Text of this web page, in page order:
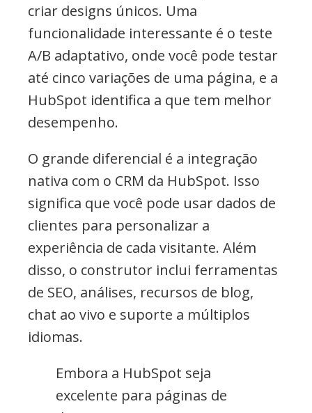
criar designs únicos. Uma
funcionalidade interessante é o teste
A/B adaptativo, onde você pode testar
até cinco variações de uma página, e a
HubSpot identifica a que tem melhor
desempenho.
O grande diferencial é a integração
nativa com o CRM da HubSpot. Isso
significa que você pode usar dados de
clientes para personalizar a
experiência de cada visitante. Além
disso, o construtor inclui ferramentas
de SEO, análises, recursos de blog,
chat ao vivo e suporte a múltiplos
idiomas.
Embora a HubSpot seja
excelente para páginas de